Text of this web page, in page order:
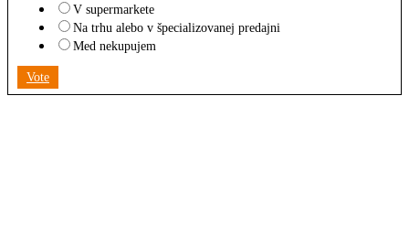
V supermarkete
Na trhu alebo v špecializovanej predajni
Med nekupujem
Vote